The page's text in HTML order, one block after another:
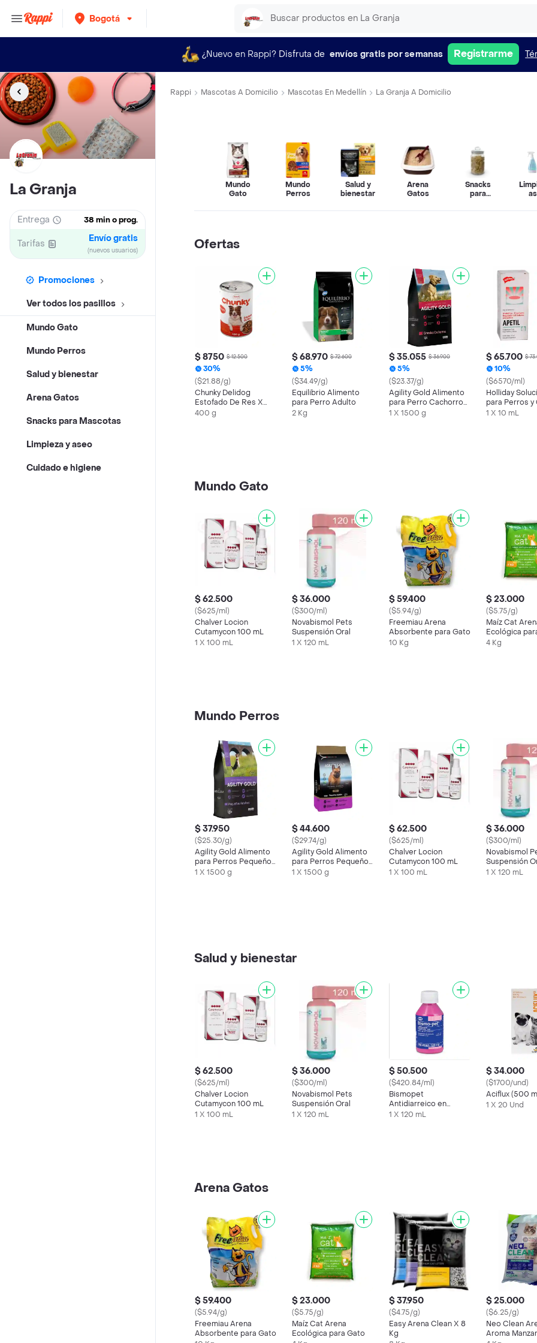
Bogotá
¿Nuevo en Rappi? Disfruta de envíos gratis por semanas Registrarme
La Granja
Entrega 38 min o prog.
Tarifas Envío gratis
(nuevos usuarios)
Promociones
Ver todos los pasillos
Mundo Gato
Mundo Perros
Salud y bienestar
Arena Gatos
Snacks para Mascotas
Limpieza y aseo
Cuidado e higiene
Rappi Mascotas A Domicilio Mascotas En Medellín La Granja A Domicilio
Mundo
Gato
Mundo
Perros
Salud y
bienestar
Arena
Gatos
Snacks
para
Ofertas
$ 8750 $ 12.500
30%
($21.88/g)
Chunky Delidog
Estofado De Res X
400gr
400 g
$ 68.970 $ 72.600
5%
($34.49/g)
Equilibrio Alimento
para Perro Adulto
2 Kg
$ 35.055 $ 36.900
5%
($23.37/g)
Agility Gold Alimento
para Perro Cachorro
Raza Grande
1 X 1500 g
$ 65.700 $
10%
($6570/ml)
Holliday
para Perros y
Apetil
1 X 10 mL
Mundo Gato
$ 62.500
($625/ml)
Chalver Locion
Cutamycon 100 mL
1 X 100 mL
$ 36.000
($300/ml)
Novabismol Pets
Suspensión Oral
1 X 120 mL
$ 59.400
($5.94/g)
Freemiau Arena
Absorbente para Gato
10 Kg
$ 23.000
($5.75/g)
Maíz Cat
Ecológica
4 Kg
Mundo Perros
$ 37.950
($25.30/g)
Agility Gold Alimento
para Perros Pequeños
Adultos
1 X 1500 g
$ 44.600
($29.74/g)
Agility Gold Alimento
para Perros Pequeños
Piel
1 X 1500 g
$ 62.500
($625/ml)
Chalver Locion
Cutamycon 100 mL
1 X 100 mL
$ 36.000
($300/ml)
Novabismol
Suspensión
1 X 120 mL
Salud y bienestar
$ 62.500
($625/ml)
Chalver Locion
Cutamycon 100 mL
1 X 100 mL
$ 36.000
($300/ml)
Novabismol Pets
Suspensión Oral
1 X 120 mL
$ 50.500
($420.84/ml)
Bismopet
Antidiarreico en
Suspension Oral para
1 X 120 mL
$ 34.000
($1700/und)
Aciflux (500
1 X 20 Und
Arena Gatos
$ 59.400
($5.94/g)
Freemiau Arena
Absorbente para Gato
$ 23.000
($5.75/g)
Maíz Cat Arena
Ecológica para Gato
$ 37.950
($4.75/g)
Easy Arena Clean X 8
Kg
$ 25.000
($6.25/g)
Neo Clean
Aroma